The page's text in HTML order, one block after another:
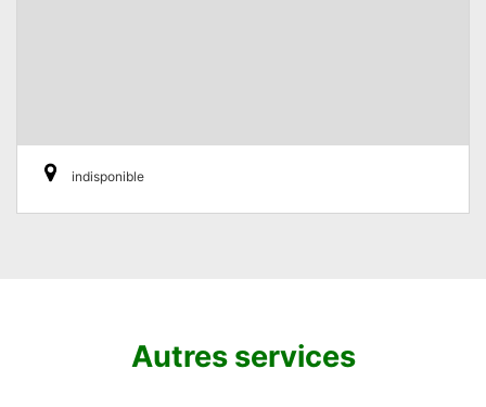
indisponible
Autres services